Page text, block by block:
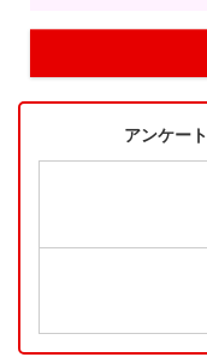
アンケー